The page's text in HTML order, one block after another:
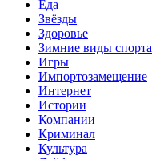
Еда
Звёзды
Здоровье
Зимние виды спорта
Игры
Импортозамещение
Интернет
Истории
Компании
Криминал
Культура